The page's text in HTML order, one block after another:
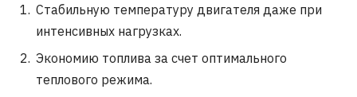
Стабильную температуру двигателя даже при
интенсивных нагрузках.
Экономию топлива за счет оптимального
теплового режима.